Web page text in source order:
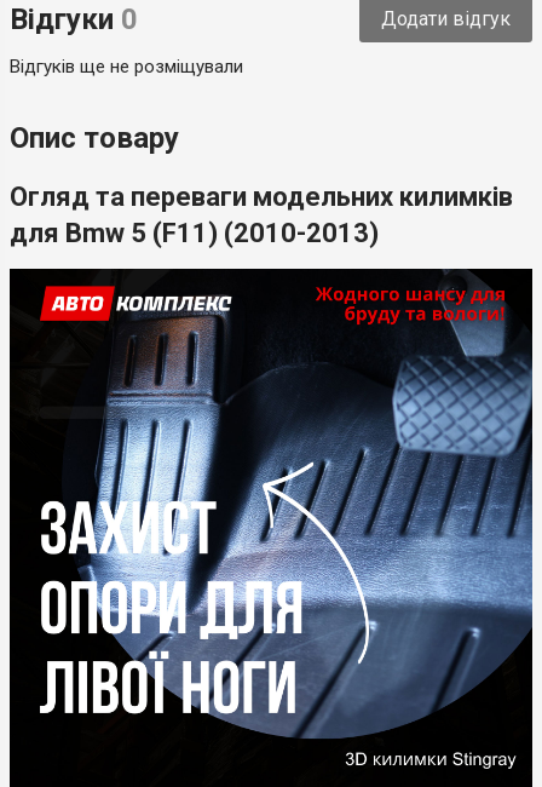
Країна-виробник
Відгуки 0 Додати відгук
Відгуків ще не розміщували
Опис товару
Огляд та переваги модельних килимків
для Bmw 5 (F11) (2010-2013)